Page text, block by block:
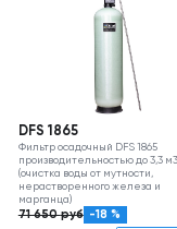
DFS 1865
Фильтр осадочный DFS 1865
производительностью до 3,3
(очистка воды от мутности,
нерастворенного железа и
марганца)
71 650руб -18 %